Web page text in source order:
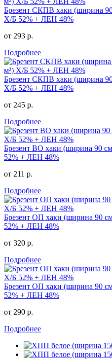
Брезент СКПВ хаки (ширина
Х/Б 52% + ЛЕН 48%
от 293 р.
Подробнее
Брезент СКПВ хаки (ширина
Х/Б 52% + ЛЕН 48%
от 245 р.
Подробнее
Брезент ВО хаки (ширина 90
52% + ЛЕН 48%
от 211 р.
Подробнее
Брезент ОП хаки (ширина 90
52% + ЛЕН 48%
от 320 р.
Подробнее
Брезент ОП хаки (ширина 90
52% + ЛЕН 48%
от 290 р.
Подробнее